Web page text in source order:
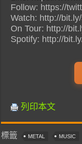
Follow: https://
Watch: http://
On Tour: http://
Spotify: http://
列印本文
標籤 METAL MUSIC